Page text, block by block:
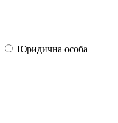
Юридична особа